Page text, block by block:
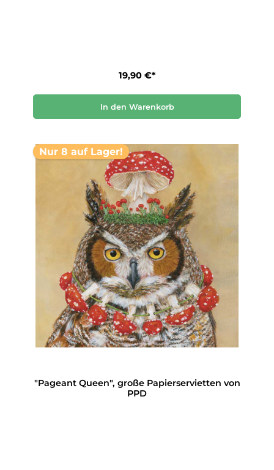
19,90 €*
In den Warenkorb
Nur 8 auf Lager!
"Pageant Queen", große Papierservietten von
PPD